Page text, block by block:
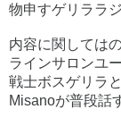
物申すゲリララ
内容に関しては
ラインサロンユ
戦士ボスゲリラ
Misanoが普段話